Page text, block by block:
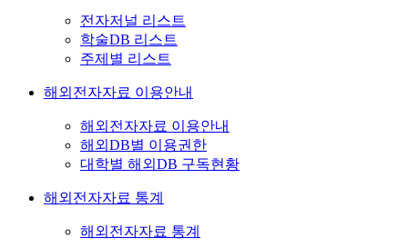
전자저널 리스트
학술DB 리스트
주제별 리스트
해외전자자료 이용안내
해외전자자료 이용안내
해외DB별 이용권한
대학별 해외DB 구독현황
해외전자자료 통계
해외전자자료 통계